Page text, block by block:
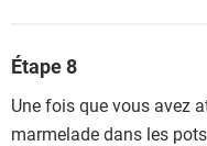
Étape 8
Une fois que vous avez
marmelade dans les